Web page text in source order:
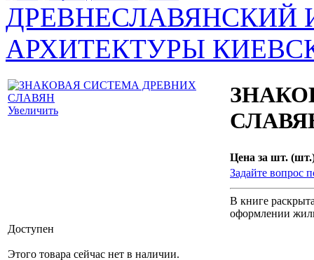
ДРЕВНЕСЛАВЯНСКИЙ
АРХИТЕКТУРЫ
Увеличить
Цена за шт.
Задайте вопрос
В книге
оформлении
Доступен
Этого товара сейчас нет в наличии.